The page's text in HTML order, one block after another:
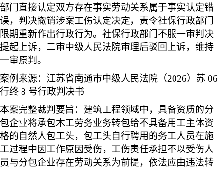
部门直接认定双方存在事实劳动关系属于事实认定错
误，判决撤销涉案工伤认定决定，责令社保行政部门
限期重新作出行政行为。社保行政部门不服一审判决
提起上诉，二审中级人民法院审理后驳回上诉，维持
一审原判。
案例来源：江苏省南通市中级人民法院（2026）苏 06
行终 8 号行政判决书
本案完整裁判要旨 ：建筑工程领域中，具备资质的分
包企业将承包木工劳务业务转包给不具备用工主体资
格的自然人包工头，包工头自行聘用的务工人员在施
工过程中因工作原因受伤，工伤责任承担不以受伤人
员与分包企业存在劳动关系为前提，依法应由违法转